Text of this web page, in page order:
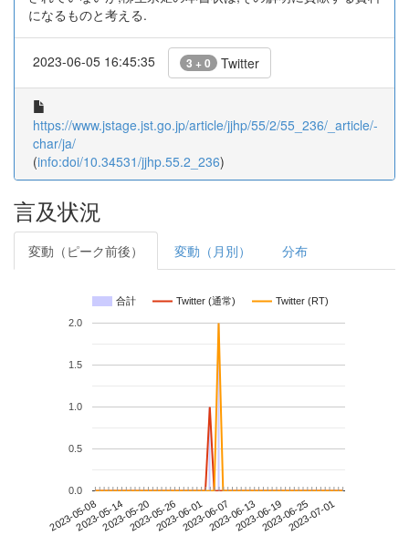
になるものと考える.
2023-06-05 16:45:35 3 + 0 Twitter
https://www.jstage.jst.go.jp/article/jjhp/55/2/55_236/_article/-
char/ja/
(info:doi/10.34531/jjhp.55.2_236)
言及状況
変動（ピーク前後） 変動（月別） 分布
合計 Twitter (通常) Twitter (RT)
2023-05-082023-05-142023-05-202023-05-262023-06-012023-06-072023-06-132023-06-192023-06-252023-07-01
0.0
0.5
1.0
1.5
2.0